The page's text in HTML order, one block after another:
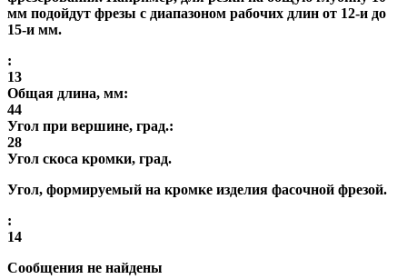
мм подойдут фрезы с диапазоном рабочих длин от 12-и до
15-и мм.
:
13
Общая длина, мм:
44
Угол при вершине, град.:
28
Угол скоса кромки, град.
Угол, формируемый на кромке изделия фасочной фрезой.
:
14
Сообщения не найдены